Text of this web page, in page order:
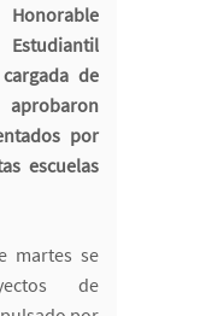
de
por
escuelas
martes se
de